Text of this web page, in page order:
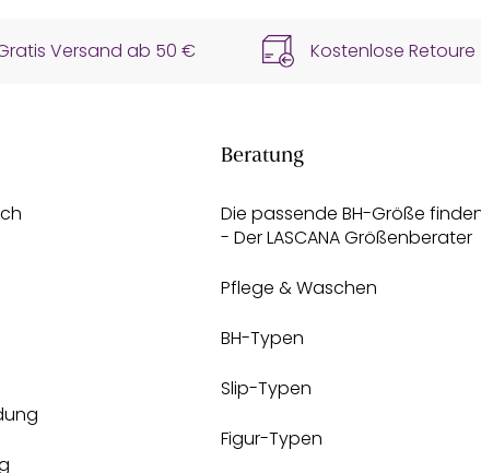
Versand ab 50 € Kostenlose Retoure
Beratung
Die passende BH-Größe
- Der LASCANA Größenberater
Pflege & Waschen
BH-Typen
Slip-Typen
Figur-Typen